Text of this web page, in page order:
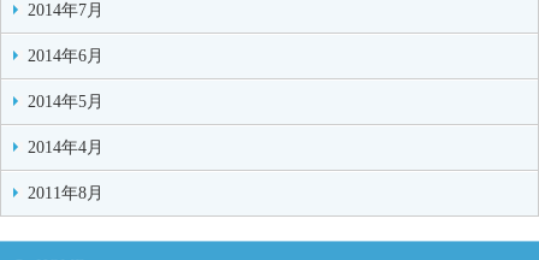
2014年7月
2014年6月
2014年5月
2014年4月
2011年8月